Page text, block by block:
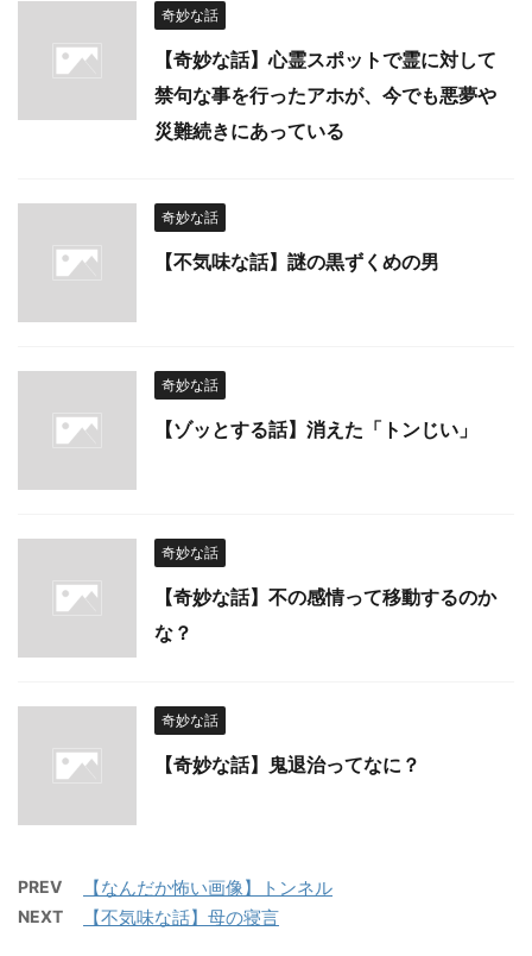
奇妙な話
【奇妙な話】心霊スポットで霊に対して
禁句な事を行ったアホが、今でも悪夢や
災難続きにあっている
奇妙な話
【不気味な話】謎の黒ずくめの男
奇妙な話
【ゾッとする話】消えた「トンじい」
奇妙な話
【奇妙な話】不の感情って移動するのか
な？
奇妙な話
【奇妙な話】鬼退治ってなに？
PREV 【なんだか怖い画像】トンネル
NEXT 【不気味な話】母の寝言